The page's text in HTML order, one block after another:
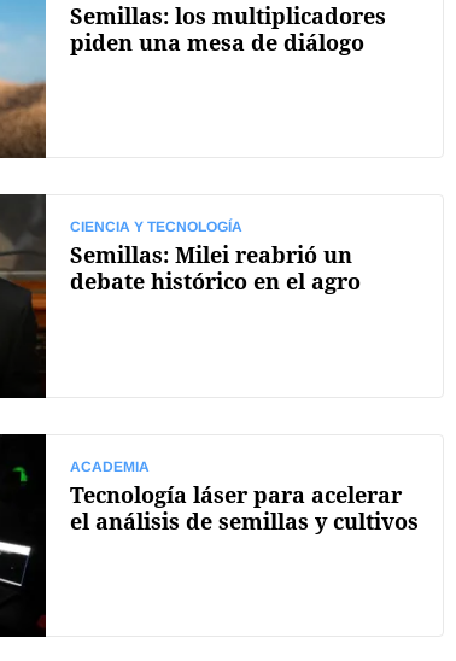
Semillas: los multiplicadores
piden una mesa de diálogo
CIENCIA Y TECNOLOGÍA
Semillas: Milei reabrió un
debate histórico en el agro
ACADEMIA
Tecnología láser para acelerar
el análisis de semillas y cultivos